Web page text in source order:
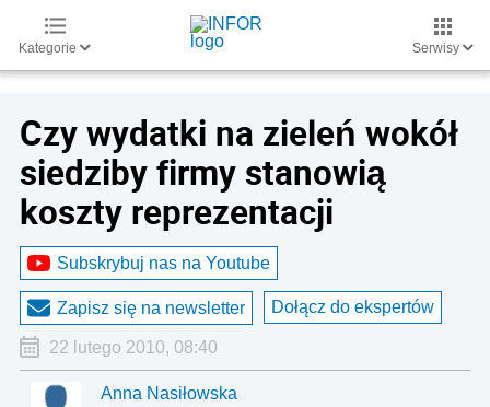
Kategorie Serwisy
Czy wydatki na zieleń wokół
siedziby firmy stanowią
koszty reprezentacji
Subskrybuj nas na Youtube
Zapisz się na newsletter Dołącz do ekspertów
22 lutego 2010, 08:40
Anna Nasiłowska